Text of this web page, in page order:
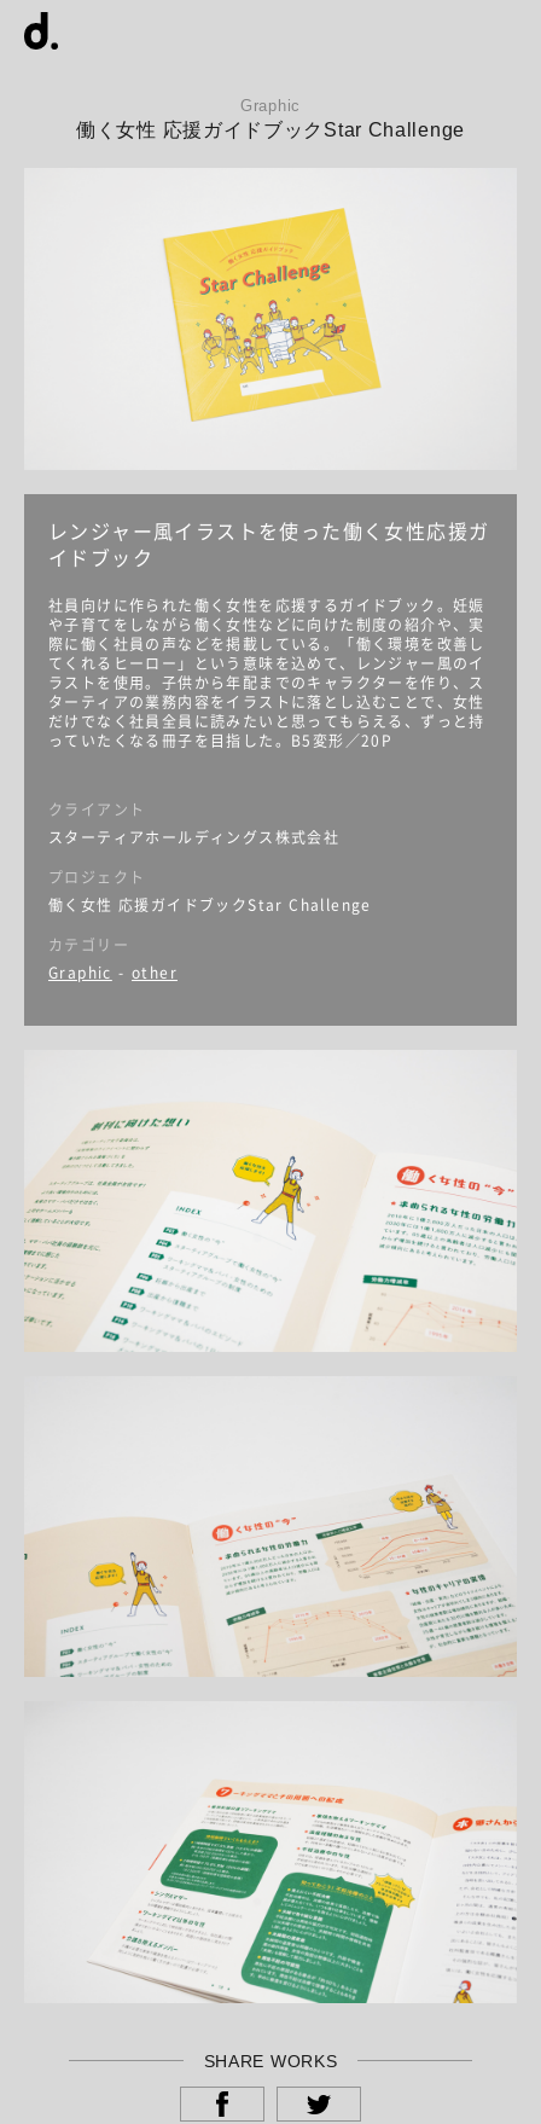
Graphic
働く女性 応援ガイドブックStar Challenge
レンジャー風イラストを使った働く女性応援ガ
イドブック
社員向けに作られた働く女性を応援するガイドブック。妊娠
や子育てをしながら働く女性などに向けた制度の紹介や、実
際に働く社員の声などを掲載している。「働く環境を改善し
てくれるヒーロー」という意味を込めて、レンジャー風のイ
ラストを使用。子供から年配までのキャラクターを作り、ス
ターティアの業務内容をイラストに落とし込むことで、女性
だけでなく社員全員に読みたいと思ってもらえる、ずっと持
っていたくなる冊子を目指した。B5変形／20P
クライアント
スターティアホールディングス株式会社
プロジェクト
働く女性 応援ガイドブックStar Challenge
カテゴリー
Graphic - other
SHARE WORKS